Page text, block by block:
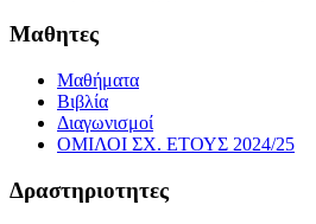
Μαθητες
Μαθήματα
Βιβλία
Διαγωνισμοί
ΟΜΙΛΟΙ ΣΧ. ΕΤΟΥΣ 2024/25
Δραστηριοτητες